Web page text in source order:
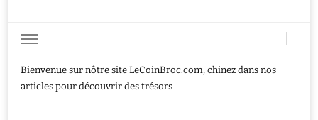
Bienvenue sur nôtre site LeCoinBroc.com, chinez dans nos
articles pour découvrir des trésors